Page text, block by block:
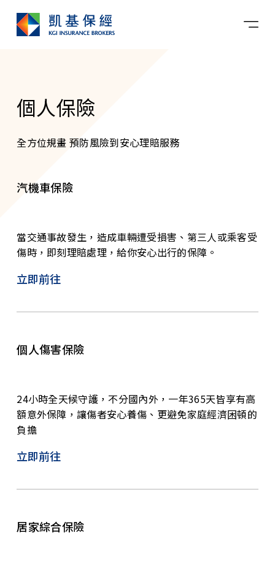
個人保險
全方位規畫 預防風險到安心理賠服務
汽機車保險
當交通事故發生，造成車輛遭受損害、第三人或乘客受
傷時，即刻理賠處理，給你安心出行的保障。
立即前往
個人傷害保險
24小時全天候守護，不分國內外，一年365天皆享有高
額意外保障，讓傷者安心養傷、更避免家庭經濟困頓的
負擔
立即前往
居家綜合保險